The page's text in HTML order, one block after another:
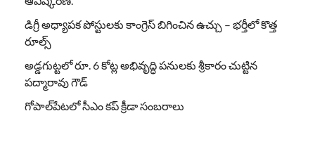
డిగ్రీ అధ్యాపక పోస్టులకు కాంగ్రెస్ బిగించిన ఉచ్చు – భర్తీలో కొత్త
రూల్స్
అడ్డగుట్టలో రూ. 6 కోట్ల అభివృద్ధి పనులకు శ్రీకారం చుట్టిన
పద్మారావు గౌడ్
గోపాల్‌పేటలో సీఎం కప్ క్రీడా సంబరాలు